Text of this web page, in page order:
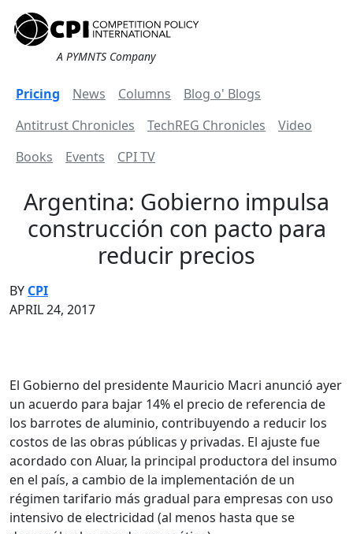
A PYMNTS Company
Pricing News Columns
Blog o' Blogs
Antitrust Chronicles
TechREG Chronicles
Video
Books
Events CPI TV
Argentina: Gobierno impulsa
construcción con pacto para
reducir precios
BY CPI
APRIL 24, 2017
El Gobierno del presidente Mauricio Macri anunció ayer
un acuerdo para bajar 14% el precio de referencia de
los barrotes de aluminio, contribuyendo a reducir los
costos de las obras públicas y privadas. El ajuste fue
acordado con Aluar, la principal productora del insumo
en el país, a cambio de la implementación de un
régimen tarifario más gradual para empresas con uso
intensivo de electricidad (al menos hasta que se